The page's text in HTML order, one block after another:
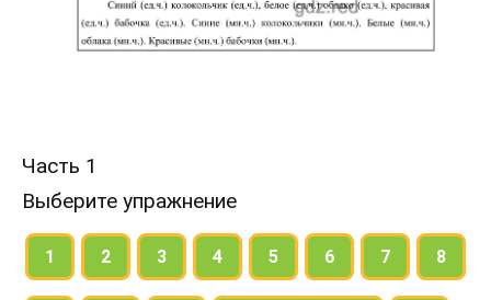
Часть 1
Выберите упражнение
1 2 3 4 5 6 7 8